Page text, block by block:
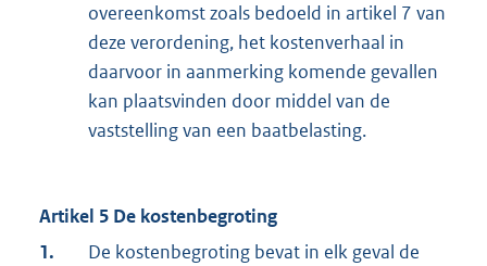
overeenkomst zoals bedoeld in artikel 7 van
deze verordening, het kostenverhaal in
daarvoor in aanmerking komende gevallen
kan plaatsvinden door middel van de
vaststelling van een baatbelasting.
Artikel 5 De kostenbegroting
1.
De kostenbegroting bevat in elk geval de